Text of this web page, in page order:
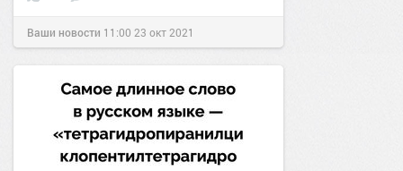
Ваши новости 11:00 23 окт 2021